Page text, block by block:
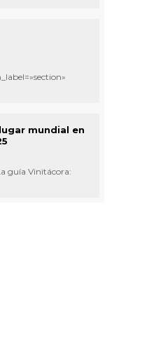
mundial en
guía Vinitácora: